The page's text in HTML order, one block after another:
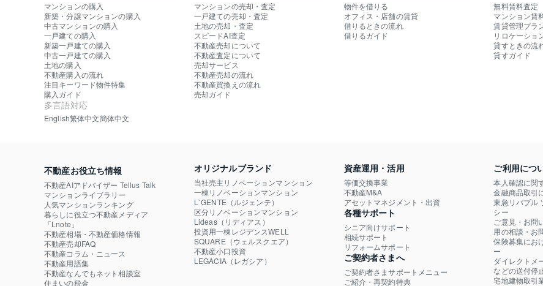
マンションの購入
新築・分譲マンションの購入
中古マンションの購入
一戸建ての購入
新築一戸建ての購入
中古一戸建ての購入
土地の購入
不動産購入の流れ
注目キーワード物件特集
購入ガイド
多言語対応
English繁体中文簡体中文
マンションの売却・査定
一戸建ての売却・査定
土地の売却・査定
スピードAI査定
不動産売却について
不動産査定について
売却サービス
不動産売却の流れ
不動産買換えの流れ
売却ガイド
物件を借りる
オフィス・店舗の賃貸
借りるときの流れ
借りるガイド
無料賃料査定
マンション賃
賃貸管理プラ
リロケーショ
貸すときの流
貸すガイド
不動産お役立ち情報
不動産AIアドバイザー Tellus Talk
マンションライブラリー
人気マンションランキング
暮らしに役立つ不動産メディア
「Lnote」
不動産相場・不動産価格情報
不動産売却FAQ
不動産コラム・ニュース
不動産用語集
不動産なんでもネット相談室
住まいの税金
オリジナルブランド
当社売主リノベーションマンション
一棟リノベーションマンション
L`GENTE（ルジェンテ）
区分リノベーションマンション
Lideas（リディアス）
投資用一棟レジデンスWELL
SQUARE（ウェルスクエア）
不動産小口投資
LEGACIA（レガシア）
資産運用・活用
等価交換事業
不動産M&A
アセットマネジメント・出資
各種サポート
シニア向けサポート
相続サポート
リフォームサポート
ご契約者さまへ
ご契約者さまサポートメニュー
ご紹介・再契約特典
ご利用につ
本人確認に関
金融商品取引
東急リバブル
シー
ご意見・お問
用の相談・お
保険募集にお
ー
ダイレクトメ
などの送付停
宅地建物取引